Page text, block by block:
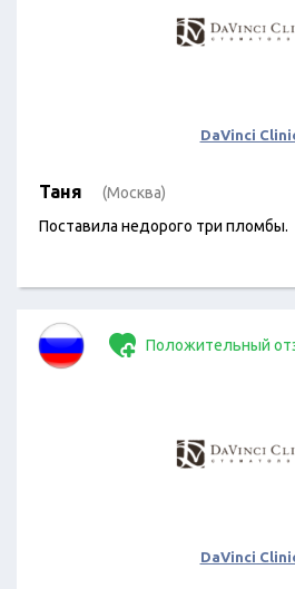
DaVinci
Таня (Москва)
Поставила недорого три пломбы.
Положительный
DaVinci